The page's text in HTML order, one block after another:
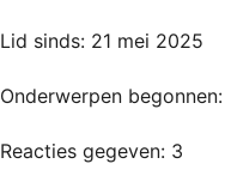
Lid sinds: 21 mei 2025
Onderwerpen
Reacties gegeven: 3